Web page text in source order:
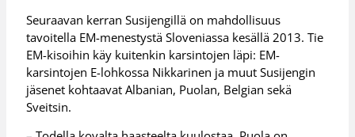
Seuraavan kerran Susijengillä on mahdollisuus
tavoitella EM-menestystä Sloveniassa kesällä 2013. Tie
EM-kisoihin käy kuitenkin karsintojen läpi: EM-
karsintojen E-lohkossa Nikkarinen ja muut Susijengin
jäsenet kohtaavat Albanian, Puolan, Belgian sekä
Sveitsin.